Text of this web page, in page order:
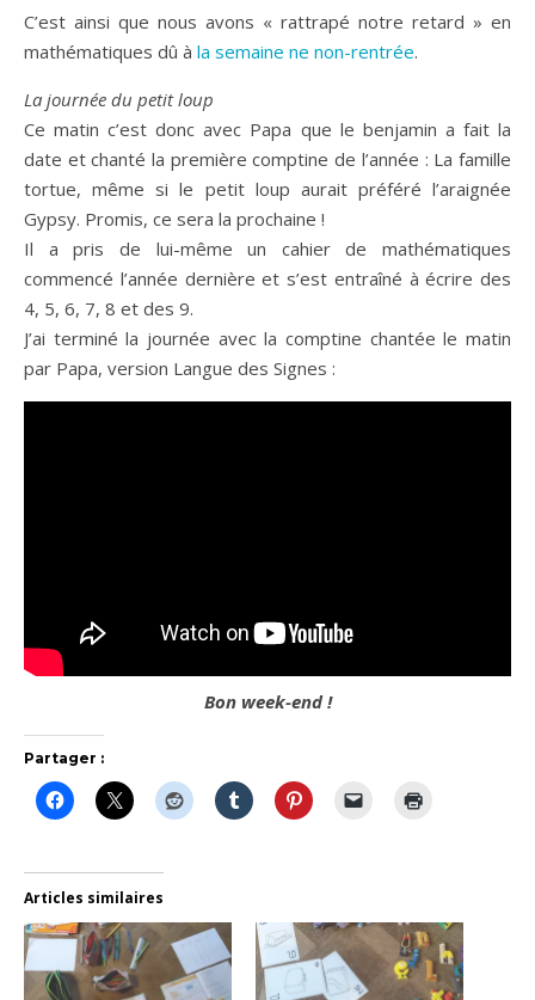
C’est ainsi que nous avons « rattrapé notre retard » en
mathématiques dû à la semaine ne non-rentrée.
La journée du petit loup
Ce matin c’est donc avec Papa que le benjamin a fait la
date et chanté la première comptine de l’année : La famille
tortue, même si le petit loup aurait préféré l’araignée
Gypsy. Promis, ce sera la prochaine !
Il a pris de lui-même un cahier de mathématiques
commencé l’année dernière et s’est entraîné à écrire des
4, 5, 6, 7, 8 et des 9.
J’ai terminé la journée avec la comptine chantée le matin
par Papa, version Langue des Signes :
Bon week-end !
Partager :
Articles similaires